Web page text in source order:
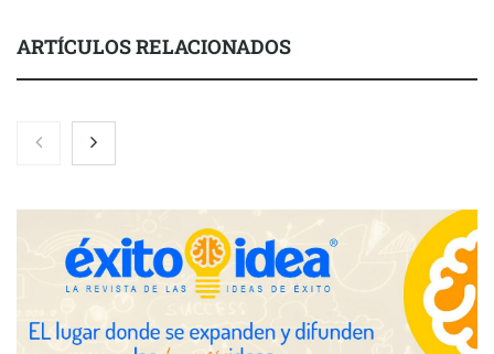
ARTÍCULOS RELACIONADOS
El nuevo mapa de zonas tensionadas abre nuevos frentes
legales para propietarios e inquilinos en Cataluña
La luz roja, el nuevo aftersun, actúa en la recuperación de la piel
después del sol
Eulalia Roig lanza ‘The Journal’, una revista digital mensual de
entrevistas y fotografía editorial